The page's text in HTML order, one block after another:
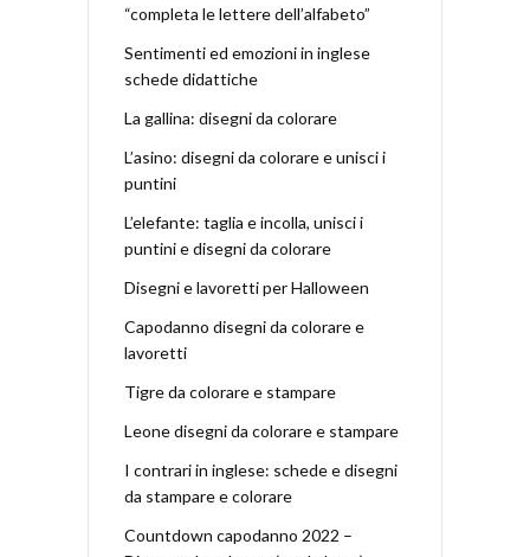
“completa le lettere dell’alfabeto”
Sentimenti ed emozioni in inglese
schede didattiche
La gallina: disegni da colorare
L’asino: disegni da colorare e unisci i
puntini
L’elefante: taglia e incolla, unisci i
puntini e disegni da colorare
Disegni e lavoretti per Halloween
Capodanno disegni da colorare e
lavoretti
Tigre da colorare e stampare
Leone disegni da colorare e stampare
I contrari in inglese: schede e disegni
da stampare e colorare
Countdown capodanno 2022 –